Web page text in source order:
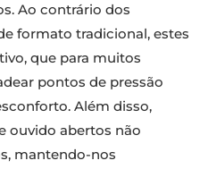
Ao contrário dos
formato tradicional, estes
que para muitos
pontos de pressão
Além disso,
ouvido abertos não
mantendo-nos